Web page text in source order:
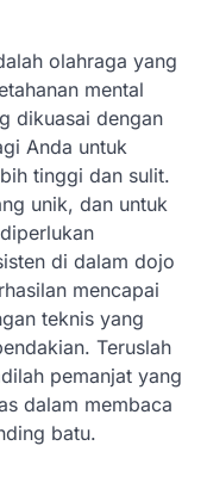
olahraga yang
mental
dikuasai dengan
Anda untuk
tinggi dan sulit.
unik, dan untuk
di dalam dojo
mencapai
teknis yang
Teruslah
pemanjat yang
dalam membaca
batu.